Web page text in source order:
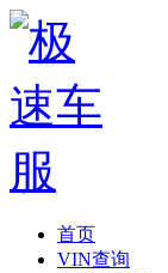
首页
VIN查询